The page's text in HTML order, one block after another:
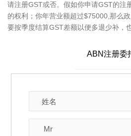
请注册GST或否。假如你申请GST的注
的权利；你年营业额超过$75000,那么
要按季度结算GST差额以便多退少补，
ABN注册委